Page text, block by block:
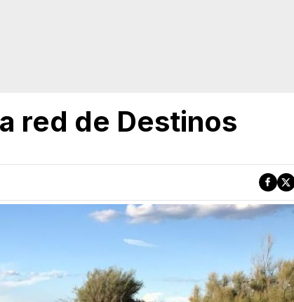
red de Destinos